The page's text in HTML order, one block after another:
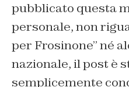
pubblicato questa
personale, non
per Frosinone” né
nazionale, il post è
semplicemente